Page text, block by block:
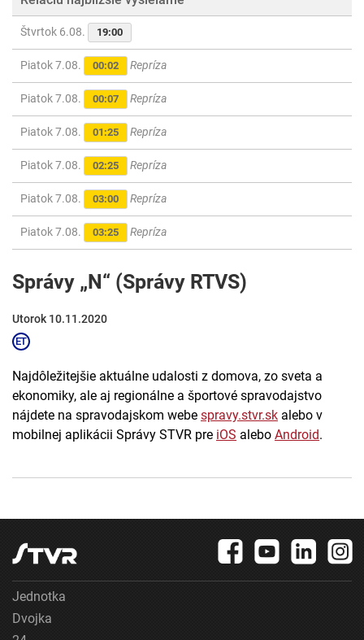
Štvrtok 6.08. 19:00
Piatok 7.08. 00:02 Repríza
Piatok 7.08. 00:07 Repríza
Piatok 7.08. 01:25 Repríza
Piatok 7.08. 02:25 Repríza
Piatok 7.08. 03:00 Repríza
Piatok 7.08. 03:25 Repríza
Správy „N“ (Správy RTVS)
Utorok 10.11.2020
Najdôležitejšie aktuálne udalosti z domova, zo sveta a
ekonomiky, ale aj regionálne a športové spravodajstvo
nájdete na spravodajskom webe spravy.stvr.sk alebo v
mobilnej aplikácii Správy STVR pre iOS alebo Android.
Jednotka
Dvojka